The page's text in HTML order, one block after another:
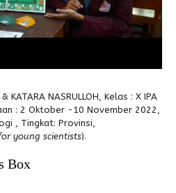
KATARA NASRULLOH, Kelas : X IPA
: 2 Oktober -10 November 2022,
, Tingkat: Provinsi,
young scientists).
Box